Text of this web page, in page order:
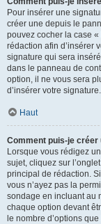
Pour insérer une
créer une depuis le
pouvez cocher la case
rédaction afin d’insérer
signature qui sera
dans le panneau de
option, il ne vous sera
d’insérer votre signature.
Haut
Comment puis-je créer
Lorsque vous rédigez
sujet, cliquez sur
principal de rédaction.
vous n’ayez pas la
sondage en incluant au
chaque option devant
le nombre d’options